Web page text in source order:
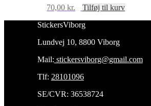
70,00kr.
Tilføj til kurv
StickersViborg
Lundvej 10, 8800 Viborg
Mail: stickersviborg@gmail.com
Tlf: 28101096
SE/CVR: 36538724